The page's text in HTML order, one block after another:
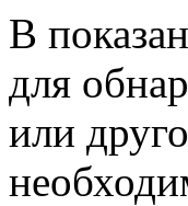
В
для
или